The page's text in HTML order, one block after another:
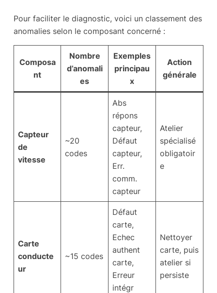
Pour faciliter le diagnostic, voici un classement des
anomalies selon le composant concerné :
Composa
nt
Nombre
d’anomali
es
Exemples
principau
x
Action
générale
Capteur
de
vitesse
~20
codes
Abs
répons
capteur,
Défaut
capteur,
Err.
comm.
capteur
Atelier
spécialisé
obligatoir
e
Carte
conducte
ur
~15 codes
Défaut
carte,
Echec
authent
carte,
Erreur
intégr
Nettoyer
carte, puis
atelier si
persiste